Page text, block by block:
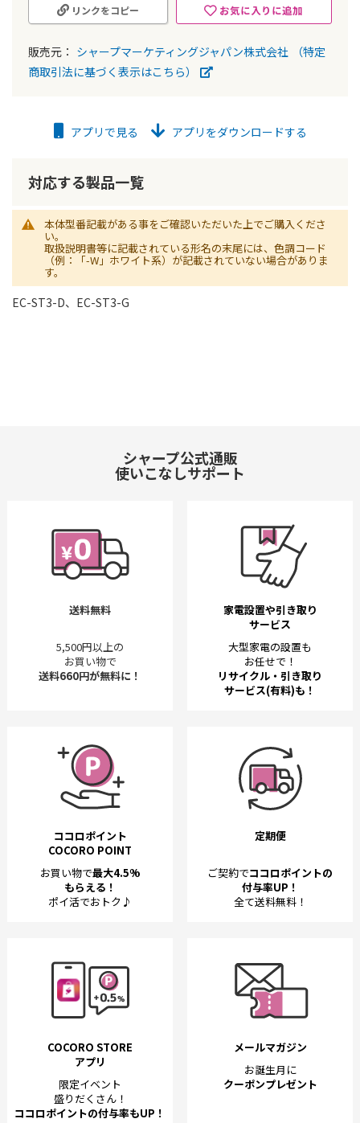
お気に入りに追加
リンクをコピー
販売元： シャープマーケティングジャパン株式会社
（特定
商取引法に基づく表示はこちら）
アプリで見る アプリをダウンロードする
対応する製品一覧
本体型番記載がある事をご確認いただいた上でご購入くださ
い。
取扱説明書等に記載されている形名の末尾には、色調コード
（例：「-W」ホワイト系）が記載されていない場合がありま
す。
EC-ST3-D、EC-ST3-G
シャープ公式通販
使いこなしサポート
送料無料
5,500円以上の
お買い物で
送料660円が無料に！
家電設置や引き取り
サービス
大型家電の設置も
お任せで！
リサイクル・引き取り
サービス(有料)も！
ココロポイント
COCORO POINT
お買い物で最大4.5%
もらえる！
ポイ活でおトク♪
定期便
ご契約でココロポイントの
付与率UP！
全て送料無料！
COCORO STORE
アプリ
限定イベント
盛りだくさん！
ココロポイントの付与率もUP！
メールマガジン
お誕生月に
クーポンプレゼント